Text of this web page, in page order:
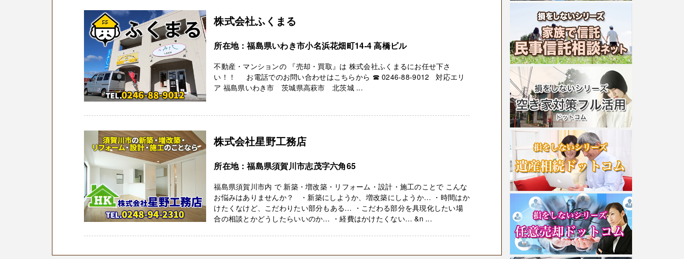
株式会社ふくまる
所在地：福島県いわき市小名浜花畑町14-4 高橋ビル
不動産・マンションの 『売却・買取』は 株式会社ふくまるにお任せ下さ
い！！ お電話でのお問い合わせはこちらから ☎ 0246-88-9012 対応エリ
ア 福島県いわき市 茨城県高萩市 北茨城 ...
株式会社星野工務店
所在地：福島県須賀川市志茂字六角65
福島県須賀川市内 で 新築・増改築・リフォーム・設計・施工のことで こんな
お悩みはありませんか？ ・新築にしようか、増改築にしようか… ・時間はか
けたくなけど、こだわりたい部分もある… ・こだわる部分を具現化したい場
合の相談とかどうしたらいいのか… ・経費はかけたくない… &n ...